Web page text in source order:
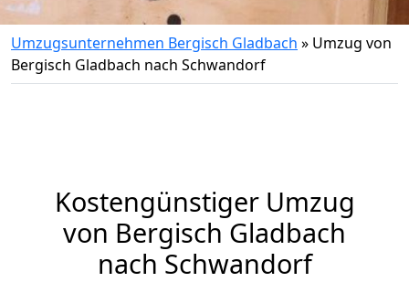
Umzugsunternehmen Bergisch Gladbach » Umzug von
Bergisch Gladbach nach Schwandorf
Kostengünstiger Umzug
von Bergisch Gladbach
nach Schwandorf